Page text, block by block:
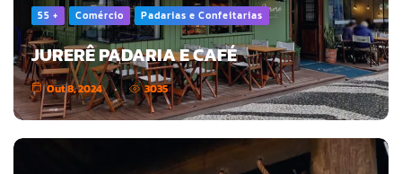
55 + Comércio Padarias e Confeitarias
JURERÊ PADARIA E CAFÉ
Out 8, 2024 3035